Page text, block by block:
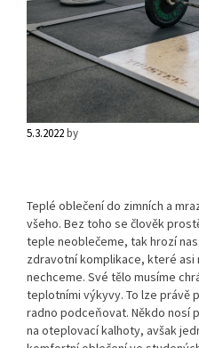
5.3.2022by
Teplé oblečení do zimních a
všeho. Bez toho se člověk
teple neoblečeme, tak hrozí
zdravotní komplikace, které
nechceme. Své tělo musíme
teplotními výkyvy. To lze právě
radno podceňovat. Někdo nosí
na oteplovací kalhoty, avšak